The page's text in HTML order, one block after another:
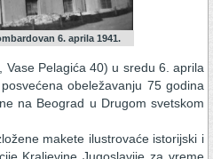
6. aprila 1941.
Vase Pelagića 40) u sredu 6. aprila
obeležavanju 75 godina
na Beograd u Drugom svetskom
makete ilustrovaće istorijski i